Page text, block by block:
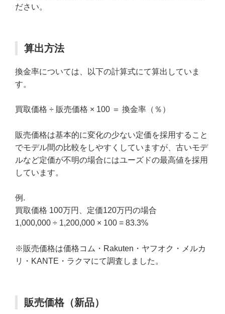
ださい。
算出方法
換金率については、以下の計算式にて算出していま
す。
買取価格 ÷ 販売価格 × 100 ＝ 換金率（％）
販売価格は基本的に変化の少ない定価を採用すること
でモデル間の比較をしやすくしていますが、古いモデ
ルなど定価が不明の場合にはユーズドの最高値を採用
しています。
例.
買取価格 100万円、定価120万円の場合
1,000,000 ÷ 1,200,000 × 100 = 83.3%
※販売価格は価格コム・Rakuten・ヤフオク・メルカ
リ・KANTE・ラクマにて調査しました。
販売価格（新品）